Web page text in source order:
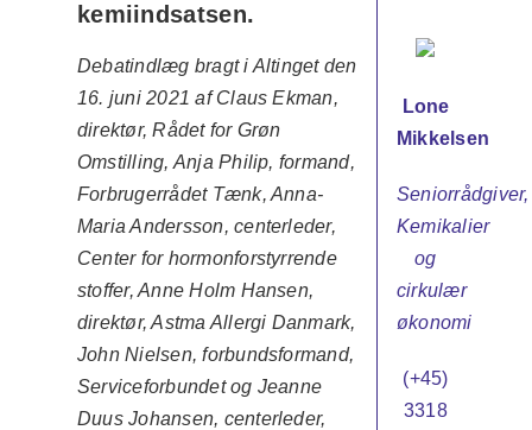
kemiindsatsen.
Debatindlæg bragt i Altinget den
16. juni 2021 af Claus Ekman,
direktør, Rådet for Grøn
Omstilling, Anja Philip, formand,
Forbrugerrådet Tænk, Anna-
Maria Andersson, centerleder,
Center for hormonforstyrrende
stoffer, Anne Holm Hansen,
direktør, Astma Allergi Danmark,
John Nielsen, forbundsformand,
Serviceforbundet og Jeanne
Duus Johansen, centerleder,
Lone
Mikkelsen
Seniorrådgiver,
Kemikalier
og
cirkulær
økonomi
(+45)
3318